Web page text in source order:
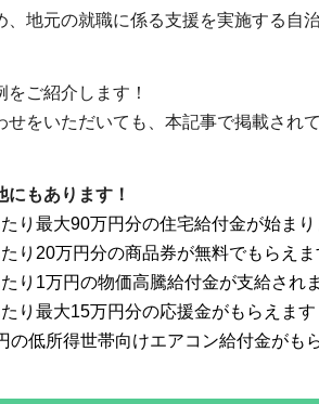
、地元の就職に係る支援を実施する自
ご紹介します！
せをいただいても、本記事で掲載され
もあります！
り最大90万円分の住宅給付金が始まり
り20万円分の商品券が無料でもらえま
り1万円の物価高騰給付金が支給され
り最大15万円分の応援金がもらえます
の低所得世帯向けエアコン給付金がも